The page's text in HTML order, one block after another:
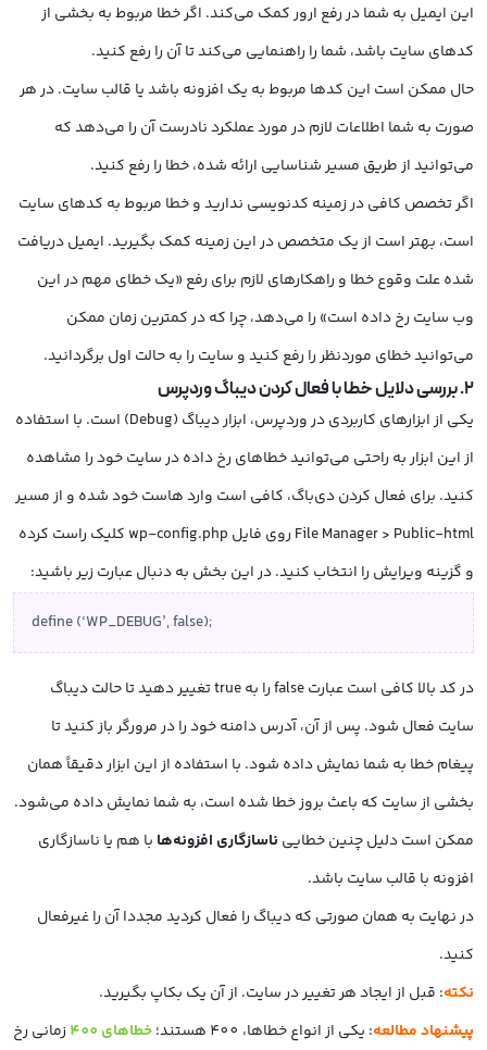
این ایمیل به شما در رفع ارور کمک می‌کند. اگر خطا مربوط به بخشی از
کدهای سایت باشد، شما را راهنما‌یی می‌کند تا آن را رفع کنید.
حال ممکن است این کدها مربوط به یک افزونه باشد یا قالب سایت. در هر
صورت به شما اطلاعات لازم در مورد عملکرد نادرست آن را می‌دهد که
می‌توانید از طریق مسیر شناسایی ارائه شده، خطا را رفع کنید.
اگر تخصص کافی در زمینه کدنویسی ندارید و خطا مربوط به کدهای سایت
است، بهتر است از یک متخصص در این زمینه کمک بگیرید. ایمیل دریافت
شده علت وقوع خطا و راهکارهای لازم برای رفع «یک خطای مهم در این
وب سایت رخ داده است» را می‌دهد، چرا که در کمترین زمان ممکن
می‌توانید خطای موردنظر را رفع کنید و سایت را به حالت اول برگردانید.
2. بررسی دلایل خطا با فعال کردن دیباگ وردپرس
یکی از ابزارهای کاربردی در وردپرس، ابزار دیباگ (Debug) است. با استفاده
از این ابزار به راحتی می‌توانید خطاهای رخ داده در سایت خود را مشاهده
کنید. برای فعال کردن دی‌باگ، کافی است وارد هاست خود شده و از مسیر
File Manager > Public-html روی فایل wp-config.php کلیک راست کرده
و گزینه ویرایش را انتخاب کنید. در این بخش به دنبال عبارت زیر باشید:
define (‘WP_DEBUG’, false);
در کد بالا کافی است عبارت false را به true تغییر دهید تا حالت دیباگ
سایت فعال شود. پس از آن، آدرس دامنه خود را در مرورگر باز کنید تا
پیغام خطا به شما نمایش داده شود. با استفاده از این ابزار دقیقاً همان
بخشی از سایت که باعث بروز خطا شده است، به شما نمایش داده می‌شود.
ممکن است دلیل چنین خطایی ناسازگاری افزونه‌ها با هم یا ناسازگاری
افزونه با قالب سایت باشد.
در نهایت به همان صورتی که دیباگ را فعال کردید مجددا آن را غیرفعال
کنید.
نکته: قبل از ایجاد هر تغییر در سایت. از آن یک بکاپ بگیرید.
پیشنهاد مطالعه: یکی از انواع خطاها، 400 هستند؛ خطاهای 400 زمانی رخ